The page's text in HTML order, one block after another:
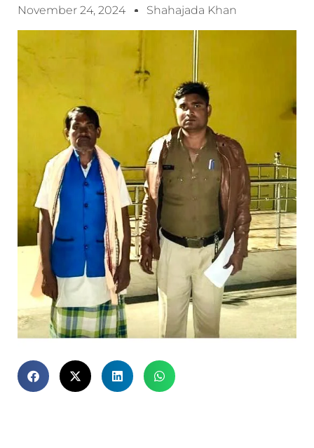
November 24, 2024 Shahajada Khan